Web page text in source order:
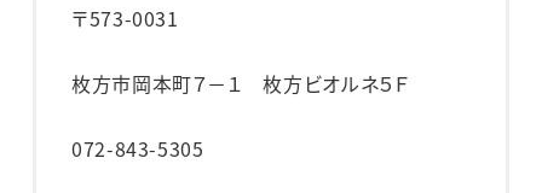
〒573-0031
枚方市岡本町７－１ 枚方ビオルネ５Ｆ
072-843-5305